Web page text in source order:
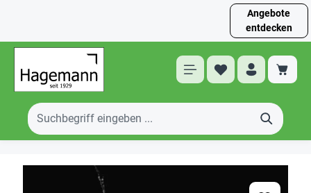
Angebote
entdecken